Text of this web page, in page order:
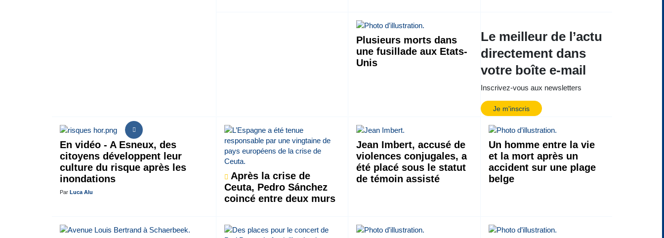
Plusieurs morts dans
une fusillade aux Etats-
Unis
Le meilleur de l’actu
directement dans
votre boîte e-mail
Inscrivez-vous aux newsletters
Je m'inscris
En vidéo - A Esneux, des
citoyens développent leur
culture du risque après les
inondations
Par Luca Alu
Après la crise de
Ceuta, Pedro Sánchez
coincé entre deux murs
Jean Imbert, accusé de
violences conjugales, a
été placé sous le statut
de témoin assisté
Un homme entre la vie
et la mort après un
accident sur une plage
belge